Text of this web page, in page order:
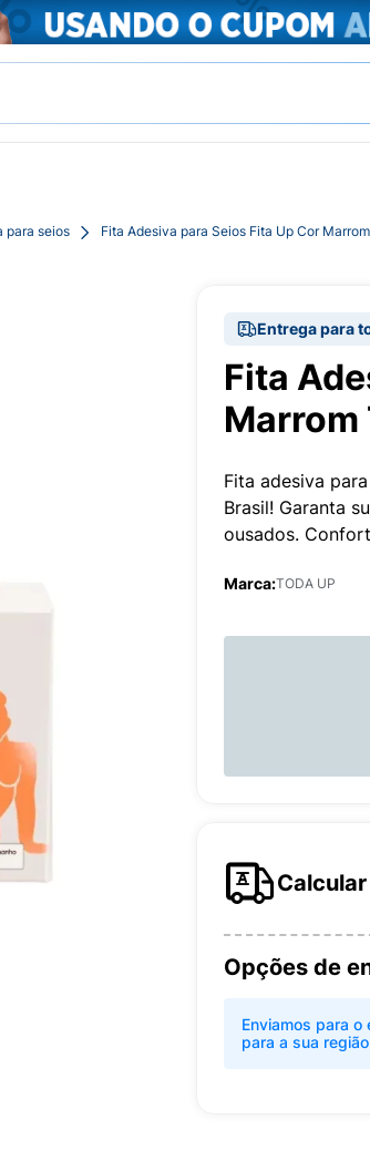
para seios Fita Adesiva para Seios Fita Up Cor
Entrega para
Fita
Marrom
Fita adesiva
Brasil! Garanta
ousados.
Marca:TODA UP
Opções de
Enviamos para o
para a sua